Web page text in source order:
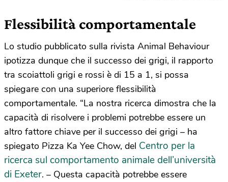
Flessibilità comportamentale
Lo studio pubblicato sulla rivista Animal Behaviour
ipotizza dunque che il successo dei grigi, il rapporto
tra scoiattoli grigi e rossi è di 15 a 1, si possa
spiegare con una superiore flessibilità
comportamentale. “La nostra ricerca dimostra che la
capacità di risolvere i problemi potrebbe essere un
altro fattore chiave per il successo dei grigi – ha
spiegato Pizza Ka Yee Chow, del Centro per la
ricerca sul comportamento animale dell’università
di Exeter. – Questa capacità potrebbe essere